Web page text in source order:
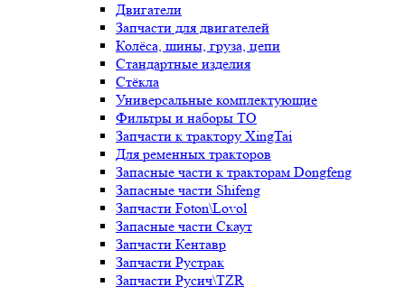
Двигатели
Запчасти для двигателей
Колёса, шины, груза, цепи
Стандартные изделия
Стёкла
Универсальные комплектующие
Фильтры и наборы ТО
Запчасти к трактору XingTai
Для ременных тракторов
Запасные части к тракторам Dongfeng
Запасные части Shifeng
Запчасти Foton\Lovol
Запасные части Скаут
Запчасти Кентавр
Запчасти Рустрак
Запчасти Русич\TZR